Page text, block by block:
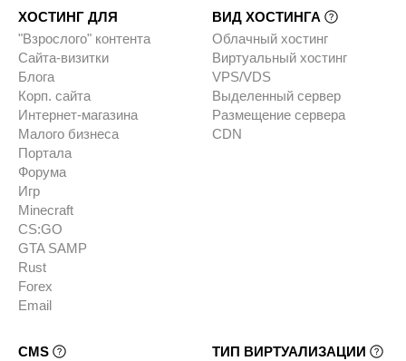
ХОСТИНГ ДЛЯ
"Взрослого" контента
Сайта-визитки
Блога
Корп. сайта
Интернет-магазина
Малого бизнеса
Портала
Форума
Игр
Minecraft
CS:GO
GTA SAMP
Rust
Forex
Email
ВИД ХОСТИНГА
Облачный хостинг
Виртуальный хостинг
VPS/VDS
Выделенный сервер
Размещение сервера
CDN
CMS
ТИП ВИРТУАЛИЗАЦИИ